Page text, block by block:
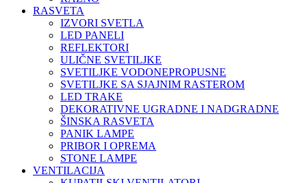
RASVETA
IZVORI SVETLA
LED PANELI
REFLEKTORI
ULIČNE SVETILJKE
SVETILJKE VODONEPROPUSNE
SVETILJKE SA SJAJNIM RASTEROM
LED TRAKE
DEKORATIVNE UGRADNE I NADGRADNE
ŠINSKA RASVETA
PANIK LAMPE
PRIBOR I OPREMA
STONE LAMPE
VENTILACIJA